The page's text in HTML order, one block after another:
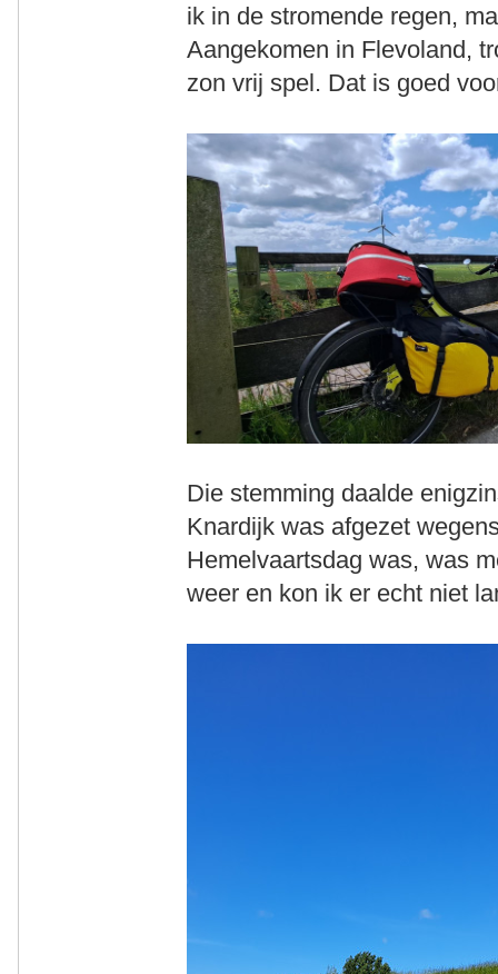
ik in de stromende regen,
Aangekomen in Flevoland,
zon vrij spel. Dat is goed
Die stemming daalde
Knardijk was afgezet
Hemelvaartsdag was, was
weer en kon ik er echt niet